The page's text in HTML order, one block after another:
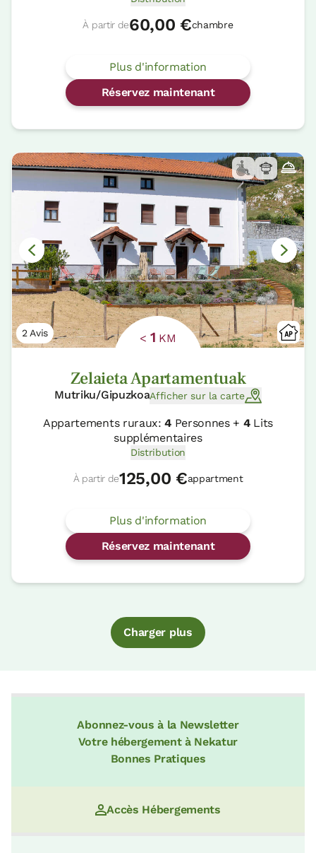
À partir de60,00 €chambre
Plus d'information
Réservez maintenant
2 Avis < 1 KM
Zelaieta Apartamentuak
Mutriku/GipuzkoaAfficher sur la carte
Appartements ruraux:4 Personnes + 4Lits
supplémentaires
Distribution
À partir de125,00 €appartment
Plus d'information
Réservez maintenant
Charger plus
Abonnez-vous à la Newsletter
Votre hébergement à Nekatur
Bonnes Pratiques
Accès Hébergements